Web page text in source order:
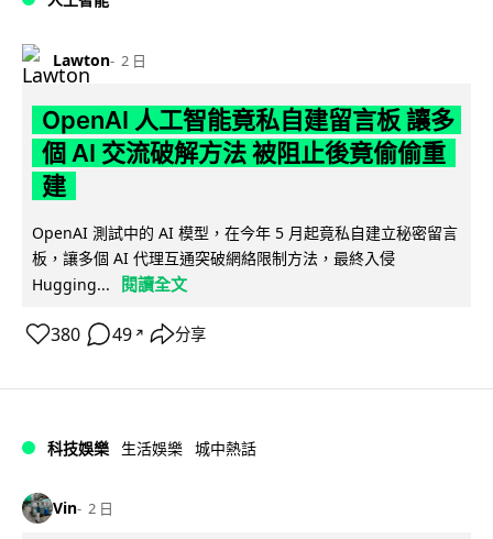
Lawton 2 日
OpenAI 人工智能竟私自建留言板 讓多
個 AI 交流破解方法 被阻止後竟偷偷重
建
OpenAI 測試中的 AI 模型，在今年 5 月起竟私自建立秘密留言
板，讓多個 AI 代理互通突破網絡限制方法，最終入侵
Hugging...
閱讀全文
380 49 ↗ 分享
科技娛樂 生活娛樂 城中熱話
Vin 2 日